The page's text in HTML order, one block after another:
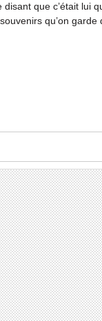
que c’était lui
qu’on garde